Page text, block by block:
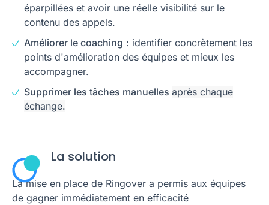
éparpillées et avoir une réelle visibilité sur le
contenu des appels.
Améliorer le coaching : identifier concrètement les
points d'amélioration des équipes et mieux les
accompagner.
Supprimer les tâches manuelles après chaque
échange.
La solution
La mise en place de Ringover a permis aux équipes
de gagner immédiatement en efficacité